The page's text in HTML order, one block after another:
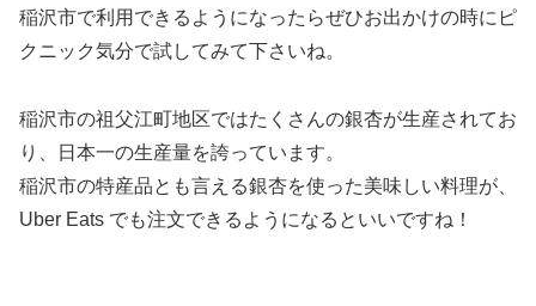
稲沢市で利用できるようになったらぜひお出かけの時にピ
クニック気分で試してみて下さいね。
稲沢市の祖父江町地区ではたくさんの銀杏が生産されてお
り、日本一の生産量を誇っています。
稲沢市の特産品とも言える銀杏を使った美味しい料理が、
Uber Eats でも注文できるようになるといいですね！